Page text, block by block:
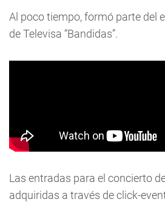
Al poco tiempo, formó parte del
de Televisa “Bandidas”.
Las entradas para el concierto
adquiridas a través de click-